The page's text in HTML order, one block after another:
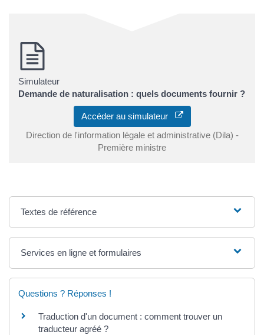
Simulateur
Demande de naturalisation : quels documents fournir ?
Accéder au simulateur
Direction de l'information légale et administrative (Dila) -
Première ministre
Textes de référence
Services en ligne et formulaires
Questions ? Réponses !
Traduction d'un document : comment trouver un
traducteur agréé ?